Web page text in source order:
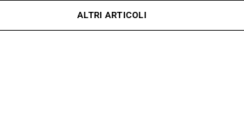
ALTRI ARTICOLI